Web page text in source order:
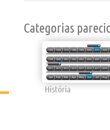
Categorias
História